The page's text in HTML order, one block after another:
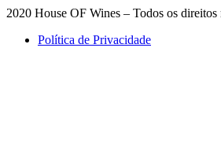
2020 House OF Wines – Todos os direitos
Política de Privacidade